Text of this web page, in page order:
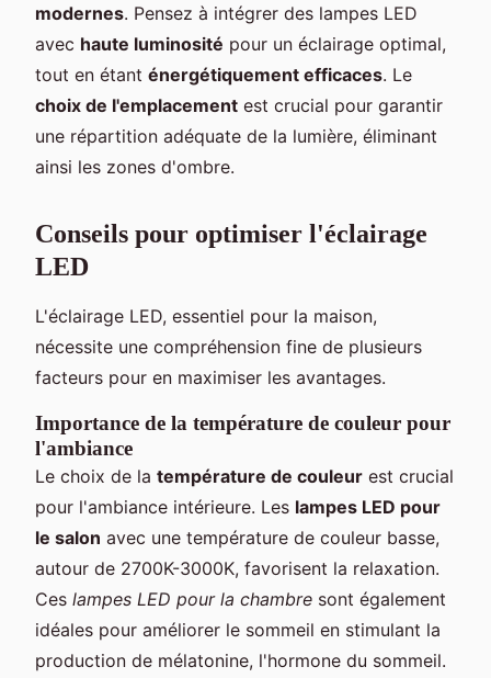
modernes. Pensez à intégrer des lampes LED
avec haute luminosité pour un éclairage optimal,
tout en étant énergétiquement efficaces. Le
choix de l'emplacement est crucial pour garantir
une répartition adéquate de la lumière, éliminant
ainsi les zones d'ombre.
Conseils pour optimiser l'éclairage
LED
L'éclairage LED, essentiel pour la maison,
nécessite une compréhension fine de plusieurs
facteurs pour en maximiser les avantages.
Importance de la température de couleur pour
l'ambiance
Le choix de la température de couleur est crucial
pour l'ambiance intérieure. Les lampes LED pour
le salon avec une température de couleur basse,
autour de 2700K-3000K, favorisent la relaxation.
Ces lampes LED pour la chambre sont également
idéales pour améliorer le sommeil en stimulant la
production de mélatonine, l'hormone du sommeil.